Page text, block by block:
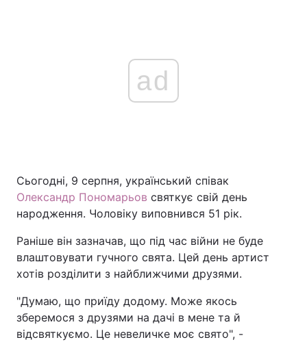
ad
Сьогодні, 9 серпня, український співак
Олександр Пономарьов святкує свій день
народження. Чоловіку виповнився 51 рік.
Раніше він зазначав, що під час війни не буде
влаштовувати гучного свята. Цей день артист
хотів розділити з найближчими друзями.
"Думаю, що приїду додому. Може якось
зберемося з друзями на дачі в мене та й
відсвяткуємо. Це невеличке моє свято", -